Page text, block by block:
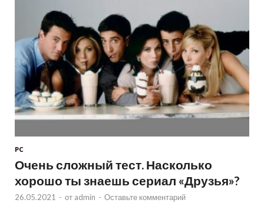
PC
Очень сложный тест. Насколько
хорошо ты знаешь сериал «Друзья»?
26.05.2021 - от admin - Оставьте комментарий